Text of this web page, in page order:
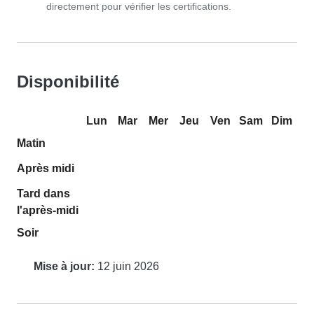
directement pour vérifier les certifications.
Disponibilité
Lun Mar Mer Jeu Ven Sam
Dim
Matin
Après midi
Tard dans
l'après-midi
Soir
Mise à jour: 12 juin 2026